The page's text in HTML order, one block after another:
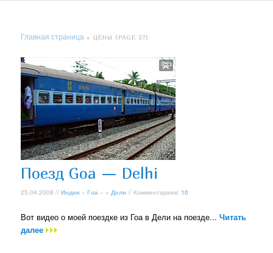
Главная страница » ЦЕНЫ (PAGE 27)
Поезд Goa — Delhi
25.04.2008 //Индия »Гоа » + Дели // Комментариев:10
Вот видео о моей поездке из Гоа в Дели на поезде...Читать
далее